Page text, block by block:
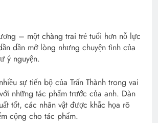
– một chàng trai trẻ tuổi hơn nỗ lực
dần mở lòng nhưng chuyện tình của
ý nguyện.
sự tiến bộ của Trấn Thành trong vai
những tác phẩm trước của anh. Dàn
tốt, các nhân vật được khắc họa rõ
cộng cho tác phẩm.